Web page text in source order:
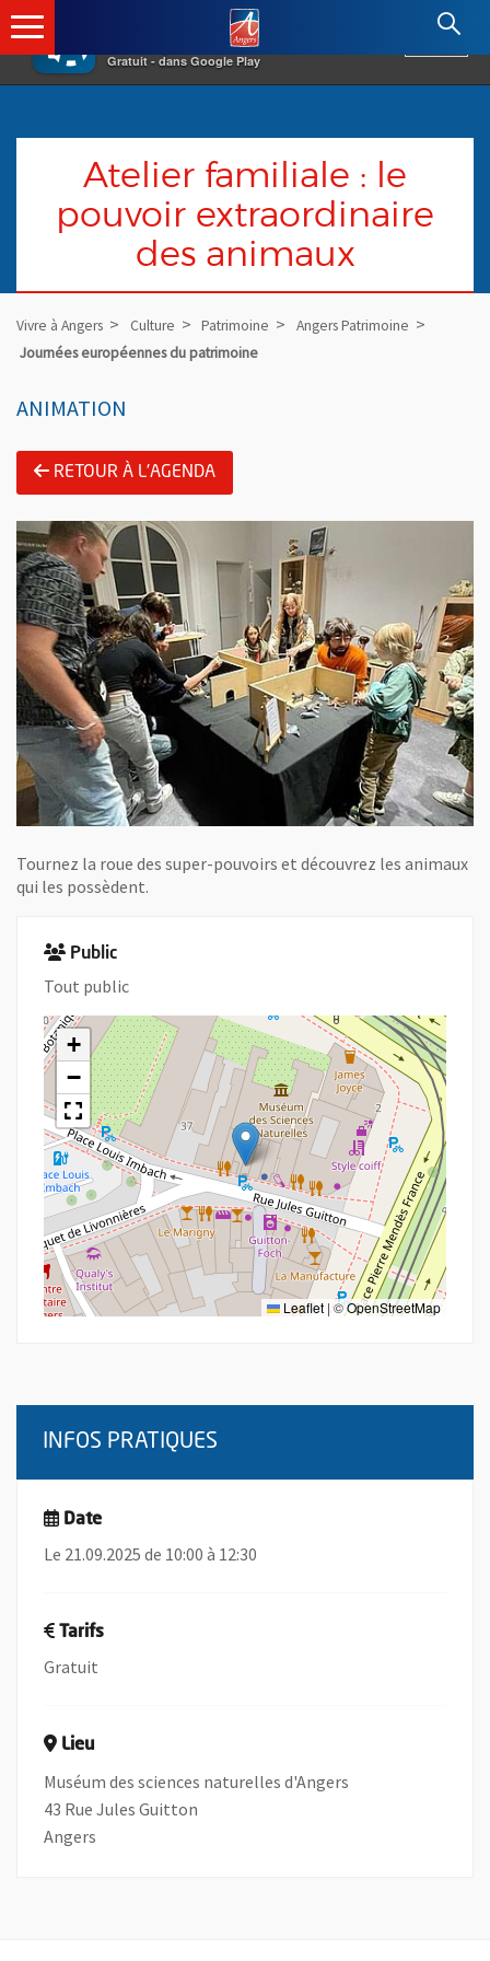
×
Gratuit - dans Google Play
Angers.fr : Retour à l'accueil
Atelier familiale : le
pouvoir extraordinaire
des animaux
Vivre à Angers Culture Patrimoine
Angers Patrimoine
Journées européennes du patrimoine
ANIMATION
RETOUR À L'AGENDA
Tournez la roue des super-pouvoirs et découvrez les animaux
qui les possèdent.
Public
Tout public
+
−
Leaflet |©OpenStreetMap
INFOS PRATIQUES
Date
Le 21.09.2025 de 10:00 à 12:30
Tarifs
Gratuit
Lieu
Muséum des sciences naturelles d'Angers
43 Rue Jules Guitton
Angers